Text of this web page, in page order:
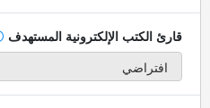
قارئ الكتب الإلكترونية المستهدف